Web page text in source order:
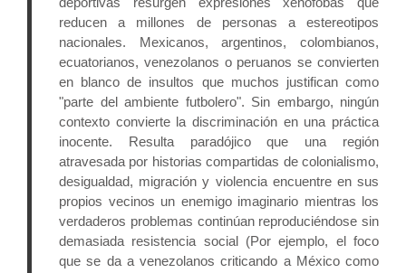
reducen a millones de personas a estereotipos
nacionales. Mexicanos, argentinos, colombianos,
ecuatorianos, venezolanos o peruanos se convierten
en blanco de insultos que muchos justifican como
"parte del ambiente futbolero". Sin embargo, ningún
contexto convierte la discriminación en una práctica
inocente. Resulta paradójico que una región
atravesada por historias compartidas de colonialismo,
desigualdad, migración y violencia encuentre en sus
propios vecinos un enemigo imaginario mientras los
verdaderos problemas continúan reproduciéndose sin
demasiada resistencia social (Por ejemplo, el foco
que se da a venezolanos criticando a México como